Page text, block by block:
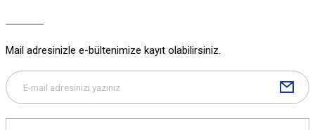
Mail adresinizle e-bültenimize kayıt olabilirsiniz.